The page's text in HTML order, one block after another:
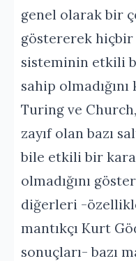
genel olarak bir
göstererek
sisteminin etkili
sahip olmadığını
Turing ve
zayıf olan bazı
bile etkili bir
olmadığını
diğerleri -
mantıkçı Kurt
sonuçları- bazı